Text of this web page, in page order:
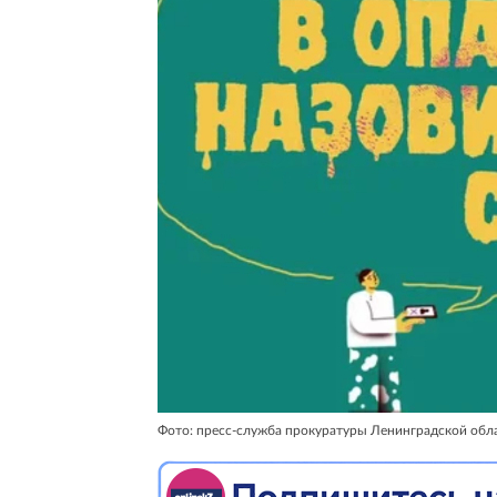
Фото: пресс-служба прокуратуры Ленинградской